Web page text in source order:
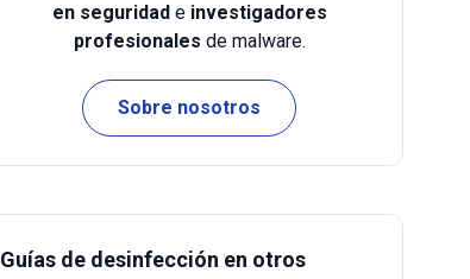
en seguridade investigadores
profesionales de malware.
Sobre nosotros
Guías de desinfección en otros